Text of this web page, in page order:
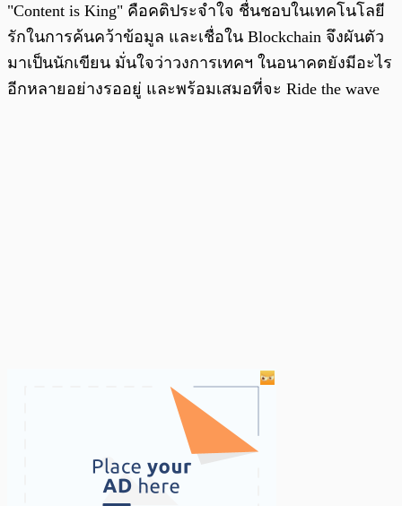
"Content is King" คือคติประจำใจ ชื่นชอบในเทคโนโลยี
รักในการค้นคว้าข้อมูล และเชื่อใน Blockchain จึงผันตัว
มาเป็นนักเขียน มั่นใจว่าวงการเทคฯ ในอนาคตยังมีอะไร
อีกหลายอย่างรออยู่ และพร้อมเสมอที่จะ Ride the wave